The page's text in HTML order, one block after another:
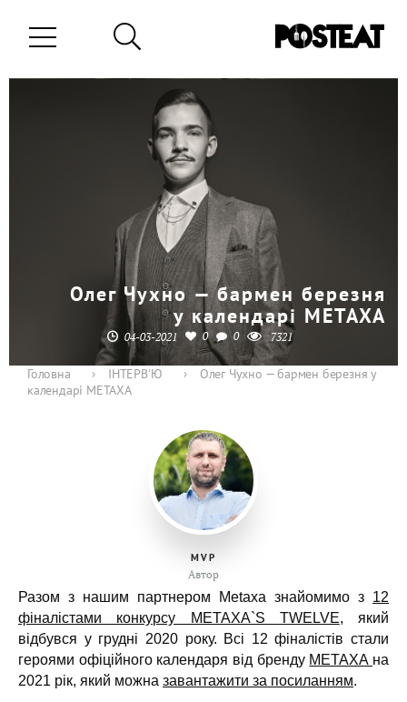
Олег Чухно — бармен березня
у календарі METAXA
04-03-2021 0 0 7321
Головна › ІНТЕРВ'Ю ›
Олег Чухно — бармен березня у
календарі METAXA
MVP
Автор
Разом з нашим партнером Metaxa знайомимо з 12
фіналістами конкурсу METAXA`S TWELVE, який
відбувся у грудні 2020 року. Всі 12 фіналістів стали
героями офіційного календаря від бренду METAXA на
2021 рік, який можна завантажити за посиланням.